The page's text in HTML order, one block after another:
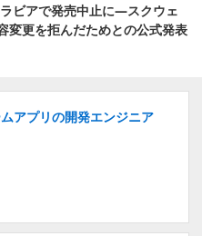
ラビアで発売中止に―スクウェ
変更を拒んだためとの公式発表
アプリの開発エンジニア